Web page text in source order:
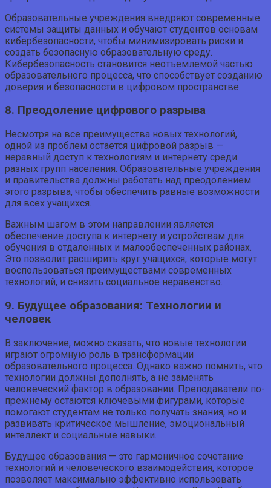
Образовательные учреждения внедряют современные
системы защиты данных и обучают студентов основам
кибербезопасности, чтобы минимизировать риски и
создать безопасную образовательную среду.
Кибербезопасность становится неотъемлемой частью
образовательного процесса, что способствует созданию
доверия и безопасности в цифровом пространстве.
8. Преодоление цифрового разрыва
Несмотря на все преимущества новых технологий,
одной из проблем остается цифровой разрыв —
неравный доступ к технологиям и интернету среди
разных групп населения. Образовательные учреждения
и правительства должны работать над преодолением
этого разрыва, чтобы обеспечить равные возможности
для всех учащихся.
Важным шагом в этом направлении является
обеспечение доступа к интернету и устройствам для
обучения в отдаленных и малообеспеченных районах.
Это позволит расширить круг учащихся, которые могут
воспользоваться преимуществами современных
технологий, и снизить социальное неравенство.
9. Будущее образования: Технологии и
человек
В заключение, можно сказать, что новые технологии
играют огромную роль в трансформации
образовательного процесса. Однако важно помнить, что
технологии должны дополнять, а не заменять
человеческий фактор в образовании. Преподаватели по-
прежнему остаются ключевыми фигурами, которые
помогают студентам не только получать знания, но и
развивать критическое мышление, эмоциональный
интеллект и социальные навыки.
Будущее образования — это гармоничное сочетание
технологий и человеческого взаимодействия, которое
позволяет максимально эффективно использовать